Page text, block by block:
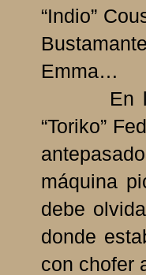
“Indio”
Emma…
En la
“Toriko”
máquina
debe
donde
con chofer